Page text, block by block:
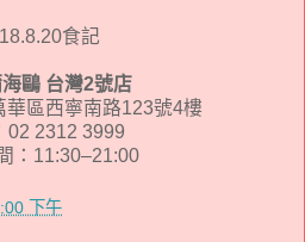
食記
鷗 台灣2號店
華區西寧南路123號4樓
02 2312 3999
：11:30–21:00
下午